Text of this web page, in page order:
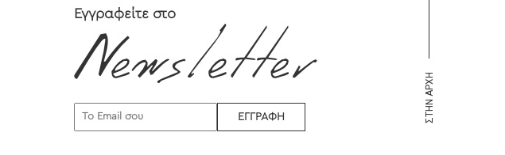
ΣΤΗΝ ΑΡΧΗ
Εγγραφείτε στο
ΕΓΓΡΑΦΗ